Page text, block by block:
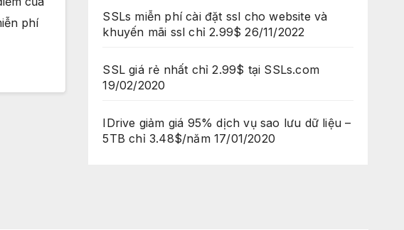
phí
SSLs miễn phí cài đặt ssl cho website và
khuyến mãi ssl chỉ 2.99$ 26/11/2022
SSL giá rẻ nhất chỉ 2.99$ tại SSLs.com
19/02/2020
IDrive giảm giá 95% dịch vụ sao lưu dữ liệu –
5TB chỉ 3.48$/năm 17/01/2020